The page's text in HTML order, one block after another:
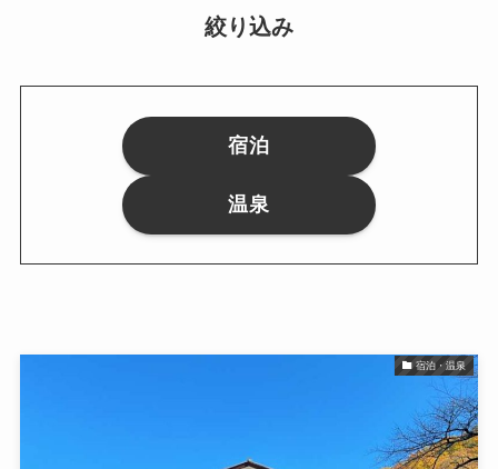
絞り込み
宿泊
温泉
宿泊・温泉